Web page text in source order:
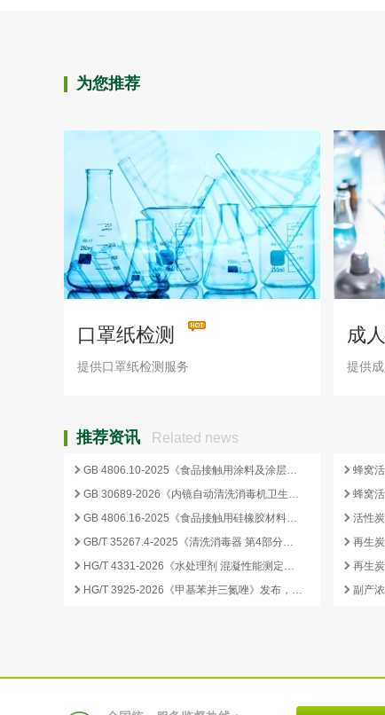
为您推荐
口罩纸检测
提供口罩纸检测服务
成
提供
推荐资讯 Related news
GB 4806.10-2025《食品接触用涂料及涂层》标准核心变化解析
GB 30689-2026《内镜自动清洗消毒机卫生要求》解读与检测合规要点
GB 4806.16-2025《食品接触用硅橡胶材料及制品》标准解析
GB/T 35267.4-2025《清洗消毒器 第4部分：内镜清洗消毒器》标准解读与检测项目清单
HG/T 4331-2026《水处理剂 混凝性能测定方法》发布，2026 年 12 月 1 日起实施
HG/T 3925-2026《甲基苯并三氮唑》发布，2026 年 12 月 1 日起实施
再生